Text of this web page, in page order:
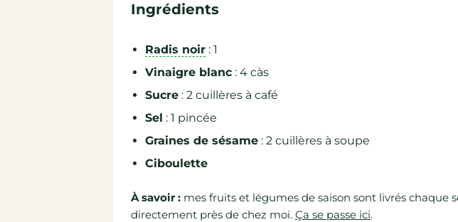
Ingrédients
Radis noir : 1
Vinaigre blanc : 4 càs
Sucre : 2 cuillères à café
Sel : 1 pincée
Graines de sésame : 2 cuillères à soupe
Ciboulette
À savoir : mes fruits et légumes de saison sont livrés chaque
directement près de chez moi. Ça se passe ici.